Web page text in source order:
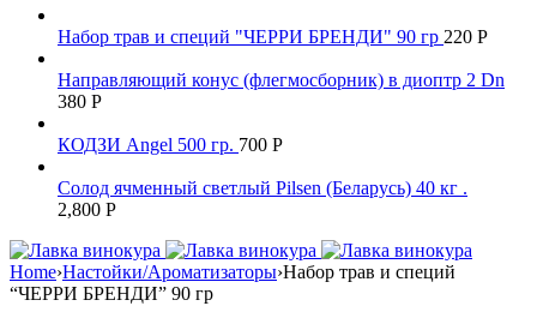
Набор трав и специй "ЧЕРРИ БРЕНДИ" 90 гр 220 Р
Направляющий конус (флегмосборник) в диоптр 2 Dn
380 Р
КОДЗИ Angel 500 гр. 700 Р
Солод ячменный светлый Pilsen (Беларусь) 40 кг .
2,800 Р
Home›Настойки/Ароматизаторы›Набор трав и специй
“ЧЕРРИ БРЕНДИ” 90 гр